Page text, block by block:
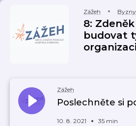
Zážeh
8:
budovat
organizaci
Zážeh
Poslechněte si
10. 8. 2021 35 min